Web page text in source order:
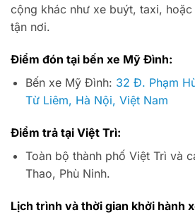
cộng khác như xe buýt, taxi,
tận nơi.
Điểm đón tại bến xe Mỹ Đình:
Bến xe Mỹ Đình: 32 Đ. Phạm
Từ Liêm, Hà Nội, Việt Nam
Điểm trả tại Việt Trì:
Toàn bộ thành phố Việt Trì và
Thao, Phù Ninh.
Lịch trình và thời gian khởi hành